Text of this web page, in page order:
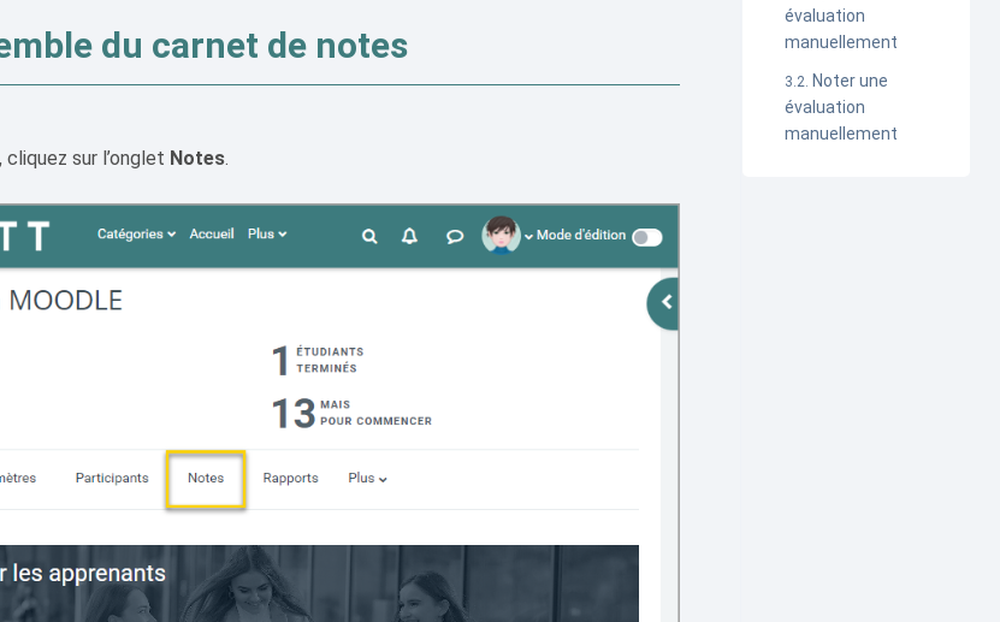
du carnet de notes
sur l’onglet Notes.
évaluation
manuellement
Noter une
évaluation
manuellement